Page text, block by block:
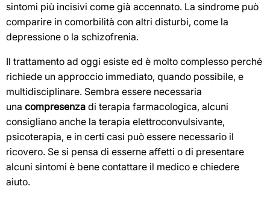
sintomi più incisivi come già accennato. La sindrome può
comparire in comorbilità con altri disturbi, come la
depressione o la schizofrenia.
Il trattamento ad oggi esiste ed è molto complesso perché
richiede un approccio immediato, quando possibile, e
multidisciplinare. Sembra essere necessaria
una compresenza di terapia farmacologica, alcuni
consigliano anche la terapia elettroconvulsivante,
psicoterapia, e in certi casi può essere necessario il
ricovero. Se si pensa di esserne affetti o di presentare
alcuni sintomi è bene contattare il medico e chiedere
aiuto.